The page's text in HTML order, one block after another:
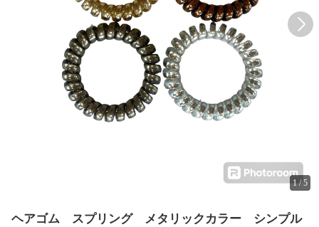
1 /5
ヘアゴム スプリング メタリックカラー シンプル